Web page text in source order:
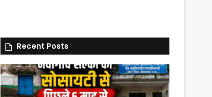
Recent Posts